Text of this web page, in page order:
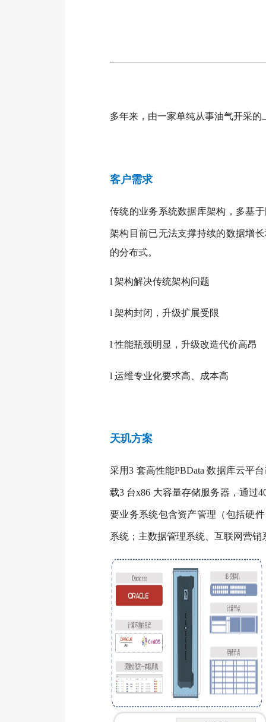
多年来，由一家单纯从事油气开采
客户需求
传统的业务系统数据库架构，多基
架构目前已无法支撑持续的数据增
的分布式。
l 架构解决传统架构问题
l 架构封闭，升级扩展受限
l 性能瓶颈明显，升级改造代价高昂
l 运维专业化要求高、成本高
天玑方案
采用3 套高性能PBData 数据库云平
载3 台x86 大容量存储服务器，通过
要业务系统包含资产管理（包括硬
系统；主数据管理系统、互联网营销